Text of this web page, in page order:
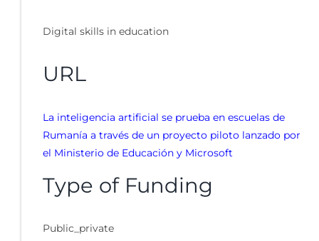
Digital skills in education
URL
La inteligencia artificial se prueba en escuelas de
Rumanía a través de un proyecto piloto lanzado por
el Ministerio de Educación y Microsoft
Type of Funding
Public_private